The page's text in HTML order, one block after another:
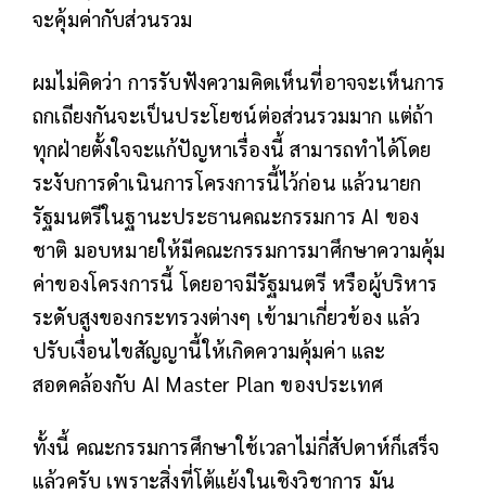
จะคุ้มค่ากับส่วนรวม
ผมไม่คิดว่า การรับฟังความคิดเห็นที่อาจจะเห็นการ
ถกเถียงกันจะเป็นประโยชน์ต่อส่วนรวมมาก แต่ถ้า
ทุกฝ่ายตั้งใจจะแก้ปัญหาเรื่องนี้ สามารถทำได้โดย
ระงับการดำเนินการโครงการนี้ไว้ก่อน แล้วนายก
รัฐมนตรีในฐานะประธานคณะกรรมการ AI ของ
ชาติ มอบหมายให้มีคณะกรรมการมาศึกษาความคุ้ม
ค่าของโครงการนี้ โดยอาจมีรัฐมนตรี หรือผู้บริหาร
ระดับสูงของกระทรวงต่างๆ เข้ามาเกี่ยวข้อง แล้ว
ปรับเงื่อนไขสัญญานี้ให้เกิดความคุ้มค่า และ
สอดคล้องกับ AI Master Plan ของประเทศ
ทั้งนี้ คณะกรรมการศึกษาใช้เวลาไม่กี่สัปดาห์ก็เสร็จ
แล้วครับ เพราะสิ่งที่โต้แย้งในเชิงวิชาการ มัน